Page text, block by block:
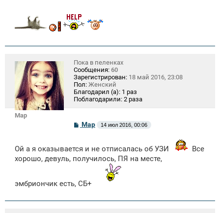
Mар
Пока в пеленках
Сообщения: 60
Зарегистрирован: 18 май 2016, 23:08
Пол: Женский
Благодарил (а): 1 раз
Поблагодарили: 2 раза
С
щ
е
Mар 14 июл 2016, 00:06
Ой а я оказывается и не отписалась об УЗИ
Все
хорошо, девуль, получилось, ПЯ на месте,
эмбриончик есть, СБ+